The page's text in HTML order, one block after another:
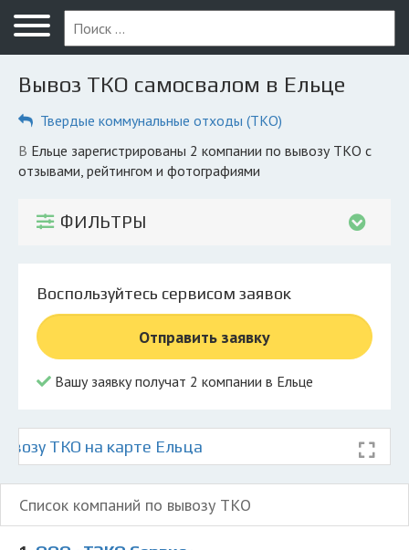
Меню
Главная
Вопрос юристу
Елец
Экоблог
Личный кабинет
© 2026 Все права защищены
Вывоз ТКО самосвалом в Ельце
Твердые коммунальные отходы (ТКО)
в Ельце зарегистрированы 2 компании по вывозу ТКО с
отзывами, рейтингом и фотографиями
ФИЛЬТРЫ
Воспользуйтесь сервисом заявок
Отправить заявку
Вашу заявку получат 2 компании в Ельце
ТКО на карте Ельца
Список компаний по вывозу ТКО